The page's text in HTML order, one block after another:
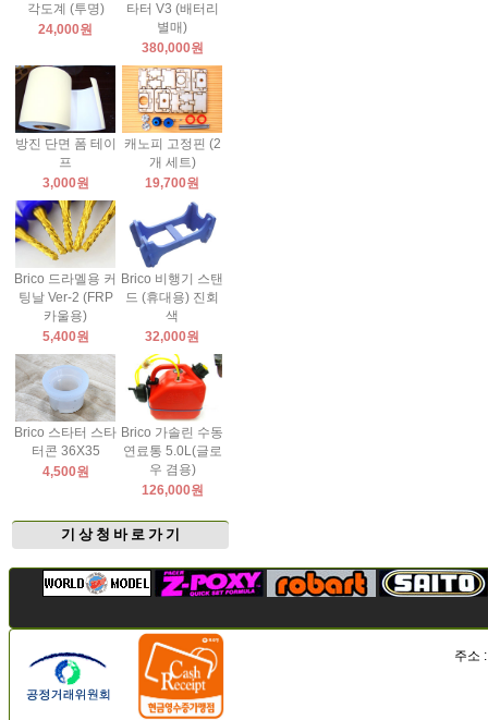
각도계 (투명)
24,000원
타터 V3 (배터리
별매)
380,000원
방진 단면 폼 테이
프
3,000원
캐노피 고정핀 (2
개 세트)
19,700원
Brico 드라멜용 커
팅날 Ver-2 (FRP
카울용)
5,400원
Brico 비행기 스탠
드 (휴대용) 진회
색
32,000원
Brico 스타터 스타
터콘 36X35
4,500원
Brico 가솔린 수동
연료통 5.0L(글로
우 겸용)
126,000원
기 상 청 바 로 가 기
주소